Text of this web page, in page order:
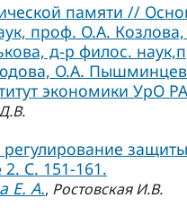
памяти //
проф. О.А.
д-р филос.
О.А.
экономики УрО
регулирование
С. 151-161.
Е. А., Ростовская И.В.